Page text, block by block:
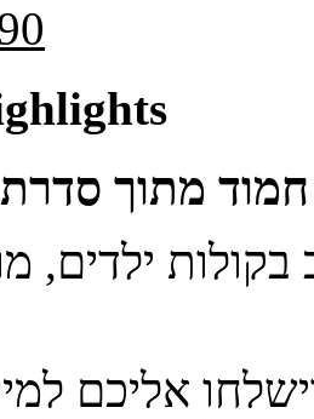
מתוך
ילדים,
אליכם